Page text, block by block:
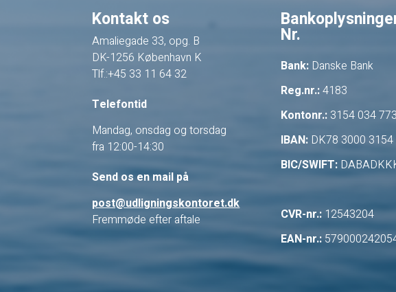
Kontakt os
Amaliegade 33, opg. B
DK-1256 København K
Tlf.:+45 33 11 64 32
Telefontid
Mandag, onsdag og torsdag
fra 12:00-14:30
Send os en mail på
post@udligningskontoret.dk
Fremmøde efter aftale
Nr.
Bank:Danske Bank
Reg.nr.:4183
Kontonr.:3154 034 773
IBAN:DK78 3000 3154
BIC/SWIFT:
CVR-nr.:12543204
EAN-nr.: